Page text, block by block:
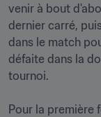
venir à bout
dernier carré,
dans le match
défaite dans la
tournoi.
Pour la première